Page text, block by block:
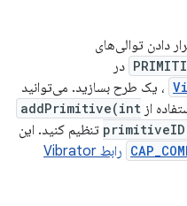
دادن توالی‌های
در
، یک طرح بسازید. می‌توانید
از addPrimitive(int
تنظیم کنید. این
رابط Vibrator